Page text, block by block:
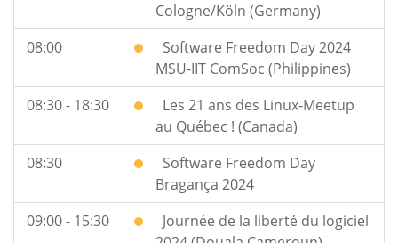
Cologne/Köln (Germany)
08:00
Software Freedom Day 2024
MSU-IIT ComSoc (Philippines)
08:30 - 18:30
Les 21 ans des Linux-Meetup
au Québec ! (Canada)
08:30
Software Freedom Day
Bragança 2024
09:00 - 15:30
Journée de la liberté du logiciel